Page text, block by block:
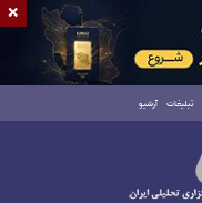
تبلیغات آرشیو
×